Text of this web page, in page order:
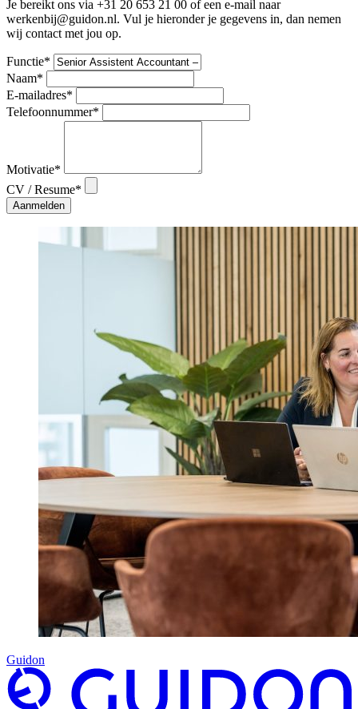
Je bereikt ons via +31 20 653 21 00 of een e-mail naar
werkenbij@guidon.nl. Vul je hieronder je gegevens in, dan nemen
wij contact met jou op.
Functie*
Naam*
E-mailadres*
Telefoonnummer*
Motivatie*
CV / Resume*
Aanmelden
Guidon